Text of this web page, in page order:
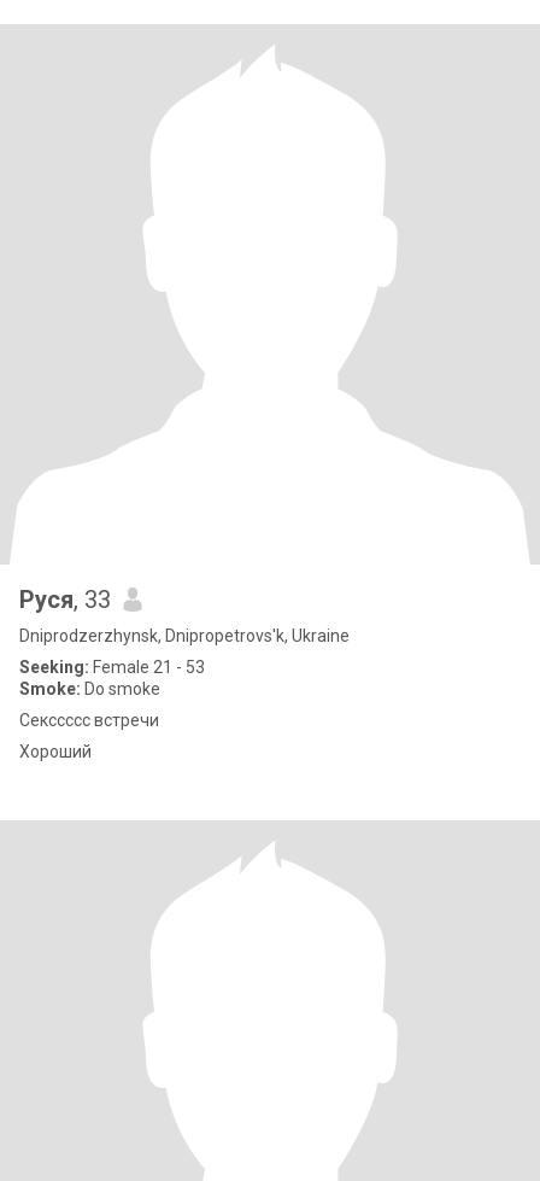
Руся, 33
Dniprodzerzhynsk, Dnipropetrovs'k, Ukraine
Seeking: Female 21 - 53
Smoke: Do smoke
Секссссс встречи
Хороший